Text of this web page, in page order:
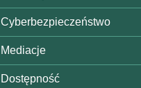
Cyberbezpieczeństwo
Mediacje
Dostępność